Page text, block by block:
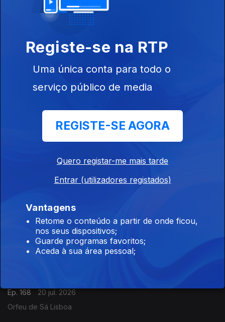
Direto Moçambique 07h30
Orfeu de Sá Lisboa
Direto Moçambique 07h30
22 jul. 2026
Orfeu de Sá Lisboa
21 jul. 2026
Orfeu de Sá Lisboa
Direto São Tomé e Príncipe 08h30
21 jul. 2026
Oscar Medeiros
Ep. 168
20 jul. 2026
Orfeu de Sá Lisboa
Registe-se na RTP
Uma única conta para todo o
serviço público de media
REGISTE-SE AGORA
Quero registar-me mais tarde
Entrar (utilizadores registados)
Vantagens
Retome o conteúdo a partir de onde ficou,
nos seus dispositivos;
Guarde programas favoritos;
Aceda à sua área pessoal;